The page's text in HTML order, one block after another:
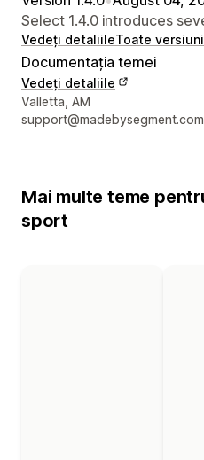
Select 1.4.0 introduces
Vedeți detaliileToate
Documentația temei
Vedeți detaliile
Detaliile de contact ale
Valletta, AM
support@madebysegment.com
Mai multe teme
sport